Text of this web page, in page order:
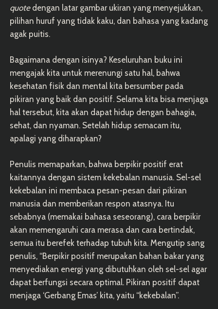
quotedengan latar gambar ukiran yang menyejukkan,
pilihan huruf yang tidak kaku, dan bahasa yang kadang
agak puitis.
Bagaimana dengan isinya? Keseluruhan buku ini
mengajak kita untuk merenungi satu hal, bahwa
kesehatan fisik dan mental kita bersumber pada
pikiran yang baik dan positif. Selama kita bisa menjaga
hal tersebut, kita akan dapat hidup dengan bahagia,
sehat, dan nyaman. Setelah hidup semacam itu,
apalagi yang diharapkan?
Penulis memaparkan, bahwa berpikir positif erat
kaitannya dengan sistem kekebalan manusia. Sel-sel
kekebalan ini membaca pesan-pesan dari pikiran
manusia dan memberikan respon atasnya. Itu
sebabnya (memakai bahasa seseorang), cara berpikir
akan memengaruhi cara merasa dan cara bertindak,
semua itu berefek terhadap tubuh kita. Mengutip sang
penulis, “Berpikir positif merupakan bahan bakar yang
menyediakan energi yang dibutuhkan oleh sel-sel agar
dapat berfungsi secara optimal. Pikiran positif dapat
menjaga ‘Gerbang Emas’ kita, yaitu “kekebalan”.